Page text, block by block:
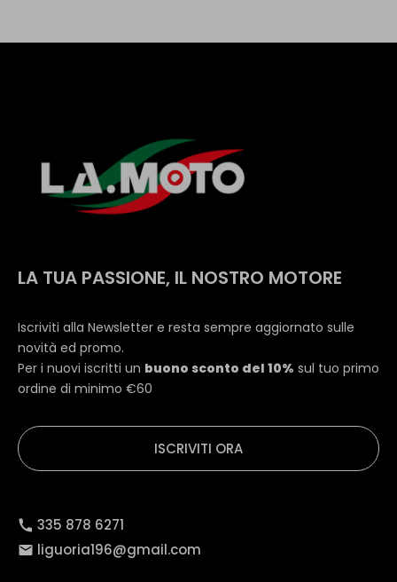
LA TUA PASSIONE, IL NOSTRO MOTORE
Iscriviti alla Newsletter e resta sempre aggiornato sulle
novità ed promo.
Per i nuovi iscritti un buono sconto del 10% sul tuo primo
ordine di minimo €60
ISCRIVITI ORA
335 878 6271
liguoria196@gmail.com